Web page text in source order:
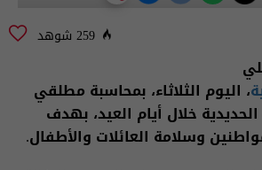
259 شوهد
، اليوم الثلاثاء، بمحاسبة مطلقي
خلال أيام العيد، بهدف
وسلامة العائلات والأطفال.